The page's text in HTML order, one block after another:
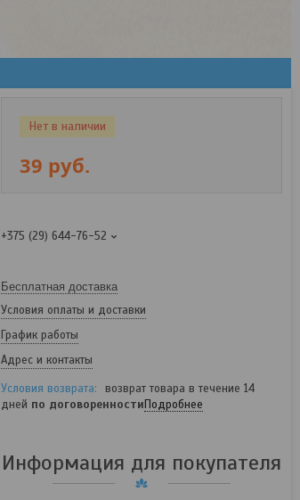
Нет в наличии
39 руб.
+375 (29) 644-76-52
Бесплатная доставка
Условия оплаты и доставки
График работы
Адрес и контакты
возврат товара в течение 14
дней по договоренностиПодробнее
Информация для покупателя